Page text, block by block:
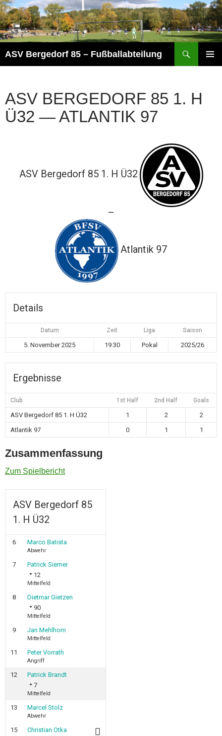
Zum
Inhalt
springen
ASV Bergedorf 85 – Fußballabteilung
ASV BERGEDORF 85 1. H
Ü32 — ATLANTIK 97
ASV Bergedorf 85 1. H Ü32
—
Atlantik 97
Details
Datum Zeit Liga Saison
5. November 2025 19:30 Pokal 2025/26
Ergebnisse
Club 1st Half 2nd Half Goals
ASV Bergedorf 85 1. H Ü32 1 2
2
Atlantik 97
0 1 1
Zusammenfassung
Zum Spielbericht
ASV Bergedorf 85
1. H Ü32
6 Marco Batista
Abwehr
7
Patrick Siemer
12
Mittelfeld
8
Dietmar Gietzen
90
Mittelfeld
9 Jan Mehlhorn
Mittelfeld
11 Peter Vorrath
Angriff
12
Patrick Brandt
7
Mittelfeld
13 Marcel Stolz
Abwehr
15
Christian Otka